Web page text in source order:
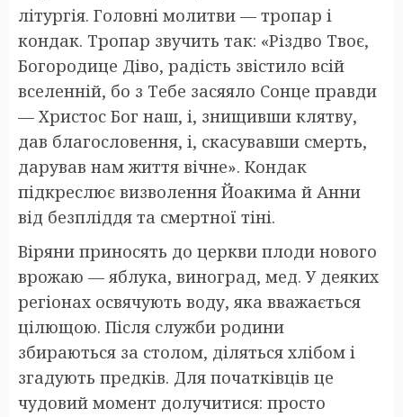
літургія. Головні молитви — тропар і
кондак. Тропар звучить так: «Різдво Твоє,
Богородице Діво, радість звістило всій
вселенній, бо з Тебе засяяло Сонце правди
— Христос Бог наш, і, знищивши клятву,
дав благословення, і, скасувавши смерть,
дарував нам життя вічне». Кондак
підкреслює визволення Йоакима й Анни
від безпліддя та смертної тіні.
Віряни приносять до церкви плоди нового
врожаю — яблука, виноград, мед. У деяких
регіонах освячують воду, яка вважається
цілющою. Після служби родини
збираються за столом, діляться хлібом і
згадують предків. Для початківців це
чудовий момент долучитися: просто